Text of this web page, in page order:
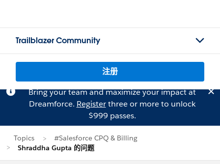
Trailblazer Community
注册
Bring your team and maximize your impact at
Dreamforce. Registerthree or more to unlock
$999 passes.
Topics
#Salesforce CPQ & Billing
Shraddha Gupta 的问题